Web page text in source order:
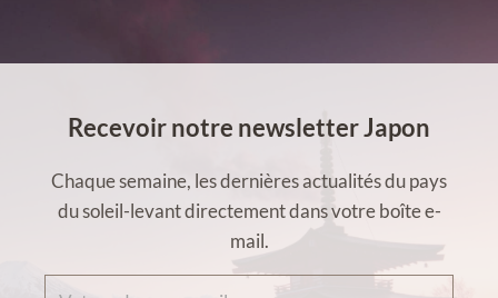
Recevoir notre newsletter Japon
Chaque semaine, les dernières actualités du pays
du soleil-levant directement dans votre boîte e-
mail.